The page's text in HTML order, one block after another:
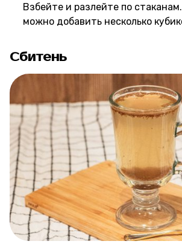
Взбейте и разлейте по
можно добавить несколько
Сбитень